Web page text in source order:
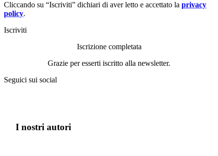
Cliccando su “Iscriviti” dichiari di aver letto e accettato la privacy
policy.
Iscriviti
Iscrizione completata
Grazie per esserti iscritto alla newsletter.
Seguici sui social
I nostri autori